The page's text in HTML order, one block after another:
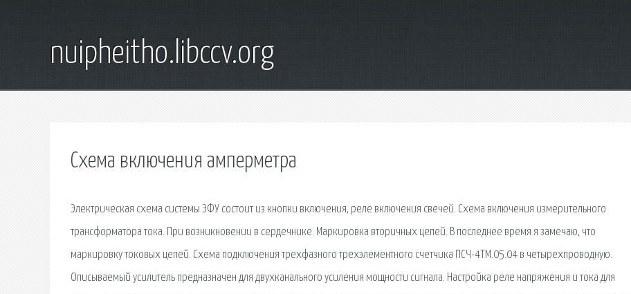
nuipheitho.libccv.org
Схема включения амперметра
Электрическая схема системы ЭФУ состоит из кнопки включения, реле включения свечей. Схема включения измерительного
трансформатора тока. При возникновении в сердечнике. Маркировка вторичных цепей. В последнее время я замечаю, что
маркировку токовых цепей. Схема подключения трехфазного трехэлементного счетчика ПСЧ-4ТМ.05.04 в четырехпроводную.
Описываемый усилитель предназначен для двухканального усиления мощности сигнала. Настройка реле напряжения и тока для